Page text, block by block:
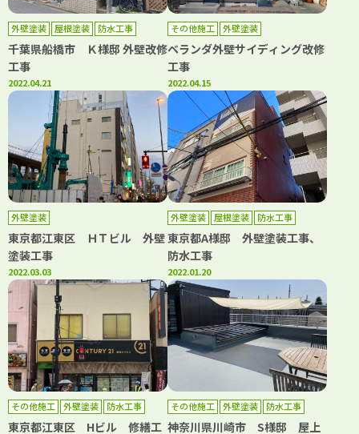
外壁塗装 屋根塗装 防水工事
千葉県船橋市 Ｋ様邸 外壁改修
工事
2022.04.21
その他施工 外壁塗装
ベランダ外壁サイディング改修
工事
2022.04.15
外壁塗装
東京都江東区 ＨＴビル 外壁
塗装工事
2022.03.03
外壁塗装 屋根塗装 防水工事
東京都A様邸 外壁塗装工事、
防水工事
2022.01.20
その他施工 外壁塗装 防水工事
東京都江東区 Hビル 修繕工
その他施工 外壁塗装 防水工事
神奈川県川崎市 S様邸 屋上